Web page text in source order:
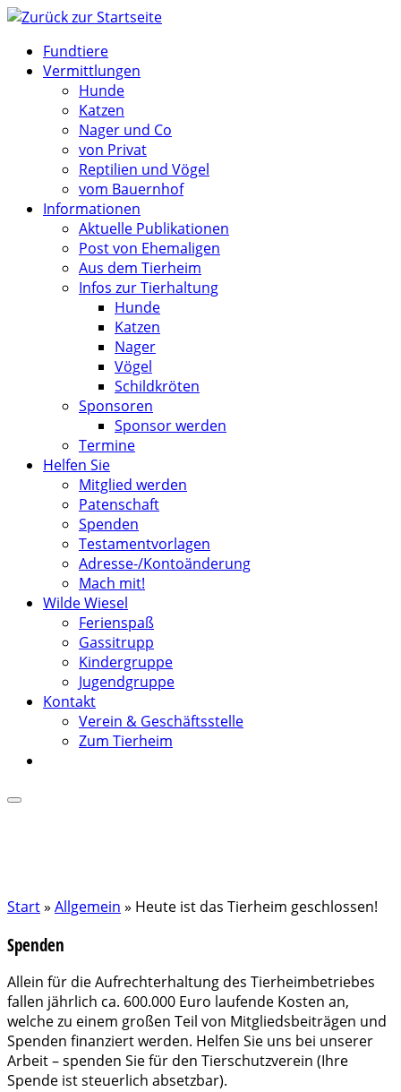
Zum
springenFundtiere
Vermittlungen
Hunde
Katzen
Nager und Co
von Privat
Reptilien und Vögel
vom Bauernhof
Informationen
Aktuelle Publikationen
Post von Ehemaligen
Aus dem Tierheim
Infos zur Tierhaltung
Hunde
Katzen
Nager
Vögel
Schildkröten
Sponsoren
Sponsor werden
Termine
Helfen Sie
Mitglied werden
Patenschaft
Spenden
Testamentvorlagen
Adresse-/Kontoänderung
Mach mit!
Wilde Wiesel
Ferienspaß
Gassitrupp
Kindergruppe
Jugendgruppe
Kontakt
Verein & Geschäftsstelle
Zum Tierheim
Start» Allgemein » Heute ist das Tierheim geschlossen!
Spenden
Allein für die Aufrechterhaltung des Tierheimbetriebes
fallen jährlich ca. 600.000 Euro laufende Kosten an,
welche zu einem großen Teil von Mitgliedsbeiträgen und
Spenden finanziert werden. Helfen Sie uns bei unserer
Arbeit – spenden Sie für den Tierschutzverein (Ihre
Spende ist steuerlich absetzbar).